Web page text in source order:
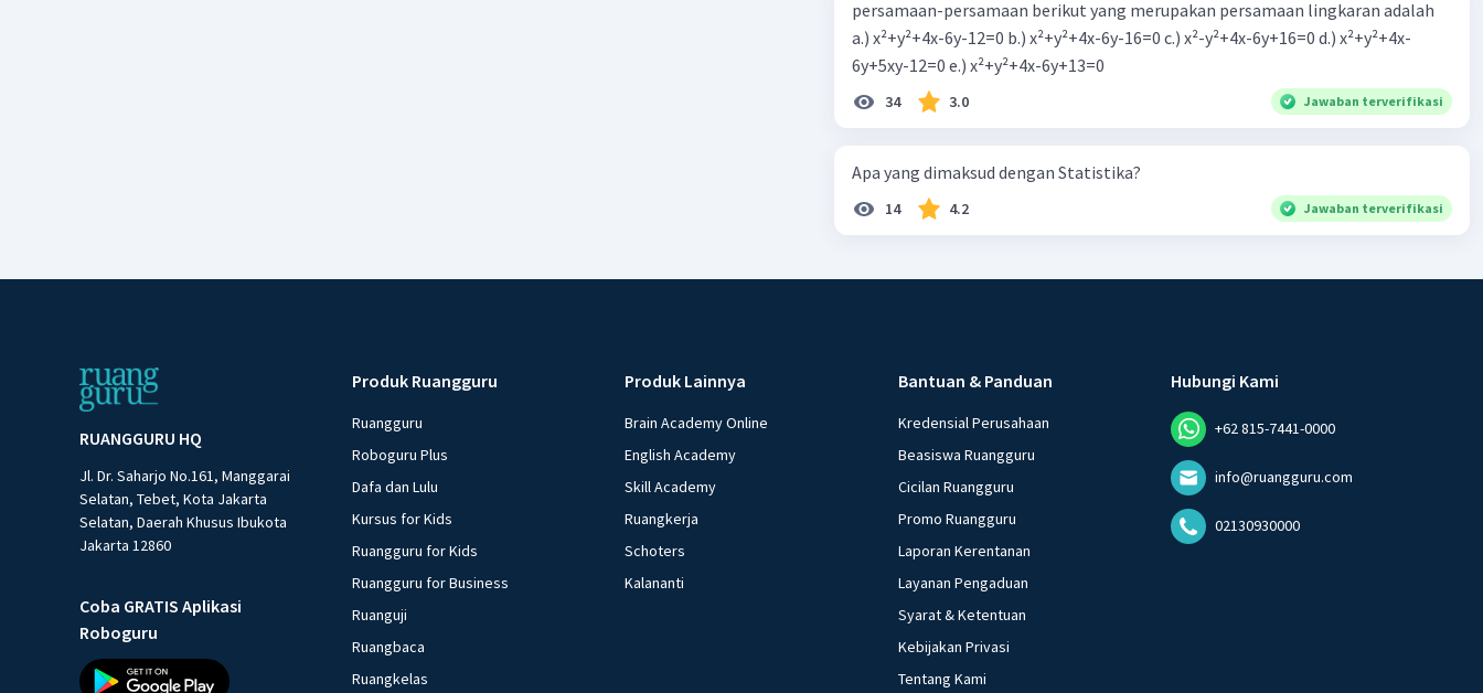
persamaan-persamaan berikut yang merupakan persamaan lingkaran adalah
a.) x²+y²+4x-6y-12=0 b.) x²+y²+4x-6y-16=0 c.) x²-y²+4x-6y+16=0 d.) x²+y²+4x-
6y+5xy-12=0 e.) x²+y²+4x-6y+13=0
34 3.0 Jawaban terverifikasi
Apa yang dimaksud dengan Statistika?
14 4.2 Jawaban terverifikasi
RUANGGURU HQ
Jl. Dr. Saharjo No.161, Manggarai
Selatan, Tebet, Kota Jakarta
Selatan, Daerah Khusus Ibukota
Jakarta 12860
Coba GRATIS Aplikasi
Roboguru
Produk Ruangguru
Ruangguru
Roboguru Plus
Dafa dan Lulu
Kursus for Kids
Ruangguru for Kids
Ruangguru for Business
Ruanguji
Ruangbaca
Ruangkelas
Produk Lainnya
Brain Academy Online
English Academy
Skill Academy
Ruangkerja
Schoters
Kalananti
Bantuan & Panduan
Kredensial Perusahaan
Beasiswa Ruangguru
Cicilan Ruangguru
Promo Ruangguru
Laporan Kerentanan
Layanan Pengaduan
Syarat & Ketentuan
Kebijakan Privasi
Tentang Kami
Hubungi Kami
+62 815-7441-0000
info@ruangguru.com
02130930000